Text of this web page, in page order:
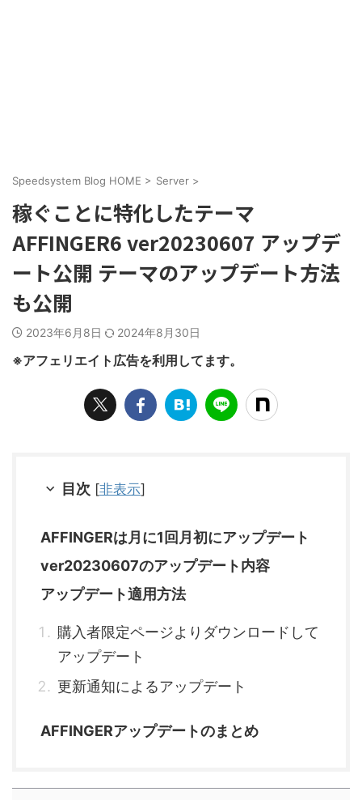
Speedsystem Blog HOME > Server >
稼ぐことに特化したテーマ
AFFINGER6 ver20230607 アップデ
ート公開 テーマのアップデート方法
も公開
2023年6月8日 2024年8月30日
※アフェリエイト広告を利用してます。
目次 [非表示]
AFFINGERは月に1回月初にアップデート
ver20230607のアップデート内容
アップデート適用方法
購入者限定ページよりダウンロードして
アップデート
更新通知によるアップデート
AFFINGERアップデートのまとめ